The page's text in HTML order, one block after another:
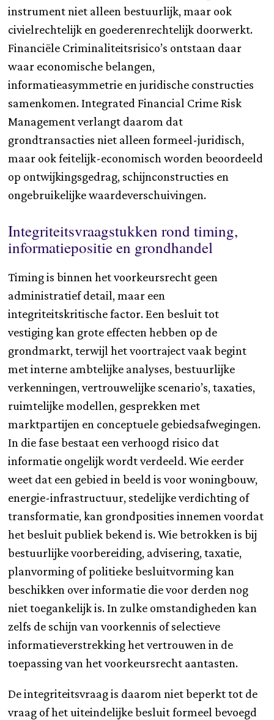
instrument niet alleen bestuurlijk, maar ook
civielrechtelijk en goederenrechtelijk doorwerkt.
Financiële Criminaliteitsrisico’s ontstaan daar
waar economische belangen,
informatieasymmetrie en juridische constructies
samenkomen. Integrated Financial Crime Risk
Management verlangt daarom dat
grondtransacties niet alleen formeel-juridisch,
maar ook feitelijk-economisch worden beoordeeld
op ontwijkingsgedrag, schijnconstructies en
ongebruikelijke waardeverschuivingen.
Integriteitsvraagstukken rond timing,
informatiepositie en grondhandel
Timing is binnen het voorkeursrecht geen
administratief detail, maar een
integriteitskritische factor. Een besluit tot
vestiging kan grote effecten hebben op de
grondmarkt, terwijl het voortraject vaak begint
met interne ambtelijke analyses, bestuurlijke
verkenningen, vertrouwelijke scenario’s, taxaties,
ruimtelijke modellen, gesprekken met
marktpartijen en conceptuele gebiedsafwegingen.
In die fase bestaat een verhoogd risico dat
informatie ongelijk wordt verdeeld. Wie eerder
weet dat een gebied in beeld is voor woningbouw,
energie-infrastructuur, stedelijke verdichting of
transformatie, kan grondposities innemen voordat
het besluit publiek bekend is. Wie betrokken is bij
bestuurlijke voorbereiding, advisering, taxatie,
planvorming of politieke besluitvorming kan
beschikken over informatie die voor derden nog
niet toegankelijk is. In zulke omstandigheden kan
zelfs de schijn van voorkennis of selectieve
informatieverstrekking het vertrouwen in de
toepassing van het voorkeursrecht aantasten.
De integriteitsvraag is daarom niet beperkt tot de
vraag of het uiteindelijke besluit formeel bevoegd